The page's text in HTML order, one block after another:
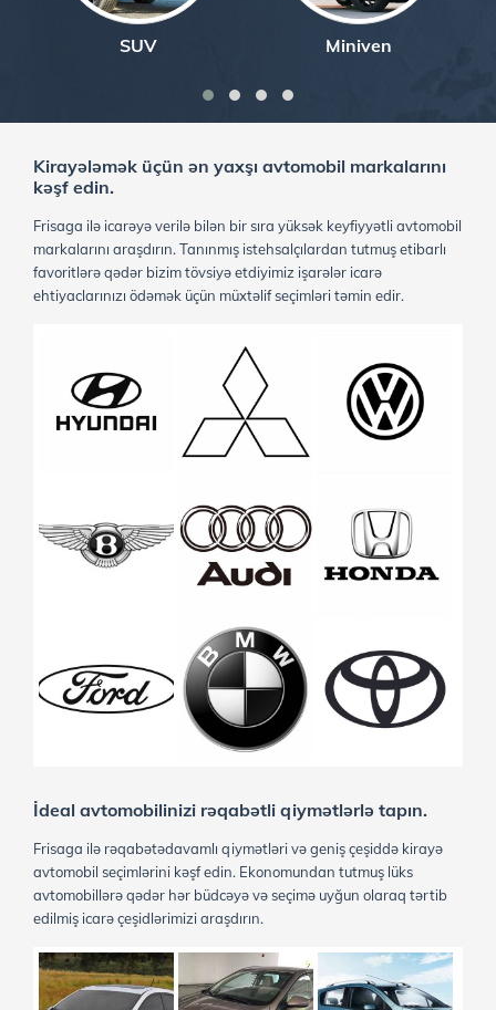
SUV Miniven
Kirayələmək üçün ən yaxşı avtomobil markalarını
kəşf edin.
Frisaga ilə icarəyə verilə bilən bir sıra yüksək keyfiyyətli avtomobil
markalarını araşdırın. Tanınmış istehsalçılardan tutmuş etibarlı
favoritlərə qədər bizim tövsiyə etdiyimiz işarələr icarə
ehtiyaclarınızı ödəmək üçün müxtəlif seçimləri təmin edir.
DETALLARA
BAXIN
VOLKSWAGEN
DETALLARA
BAXIN
BAXIN
DETALLARA
BAXIN
BAXIN
TOYOTA
DETALLARA
BAXIN
İdeal avtomobilinizi rəqabətli qiymətlərlə tapın.
Frisaga ilə rəqabətədavamlı qiymətləri və geniş çeşiddə kirayə
avtomobil seçimlərini kəşf edin. Ekonomundan tutmuş lüks
avtomobillərə qədər hər büdcəyə və seçimə uyğun olaraq tərtib
edilmiş icarə çeşidlərimizi araşdırın.
HYUNDAI
ACCENT
RAVON R2
GÜNLÜK ₼37